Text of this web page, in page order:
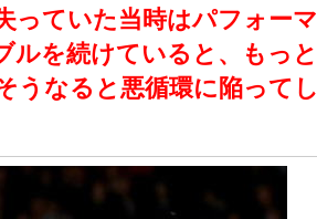
っていた当時はパフォーマ
ルを続けていると、もっと
うなると悪循環に陥ってし